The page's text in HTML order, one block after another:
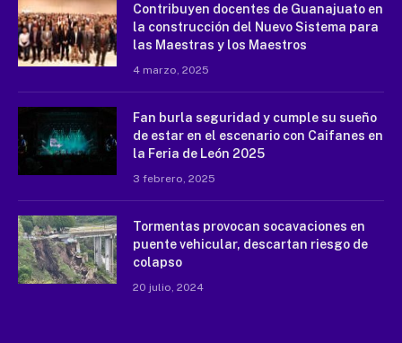
Contribuyen docentes de Guanajuato en
la construcción del Nuevo Sistema para
las Maestras y los Maestros
4 marzo, 2025
Fan burla seguridad y cumple su sueño
de estar en el escenario con Caifanes en
la Feria de León 2025
3 febrero, 2025
Tormentas provocan socavaciones en
puente vehicular, descartan riesgo de
colapso
20 julio, 2024